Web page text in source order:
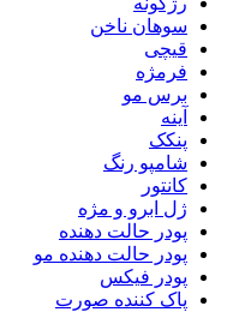
سوهان ناخن
قیچی
فرمژه
برس مو
آینه
پنکک
شامپو رنگ
کانتور
ژل ابرو و مژه
پودر حالت دهنده
پودر حالت دهنده مو
پودر فیکس
پاک کننده صورت